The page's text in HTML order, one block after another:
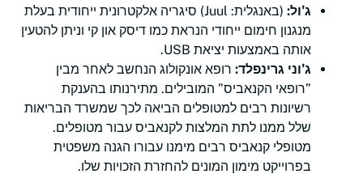
ג'ול:
(באנגלית: Juul) סיגריה אלקטרונית ייחודית בעלת
מנגנון חימום ייחודי הנראת כמו דיסק און קי וניתן להטעין
אותה באמצעות יציאת USB.
ג'וני גרינפלד: רופא אונקולוג הנחשב לאחר מבין
”רופאי הקנאביס” המובילים. מתירנותו בהענקת
רשיונות רבים למטופלים הביאה לכך שמשרד הבריאות
שלל ממנו לתת המלצות לקנאביס עבור מטופלים.
מטופלי קנאביס רבים מימנו עבורו הגנה משפטית
בפרוייקט מימון המונים להחזרת הזכויות שלו.